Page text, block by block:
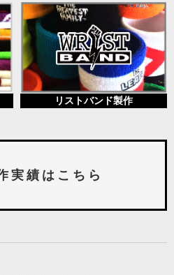
リストバンド製作
実 績 は こ ち ら